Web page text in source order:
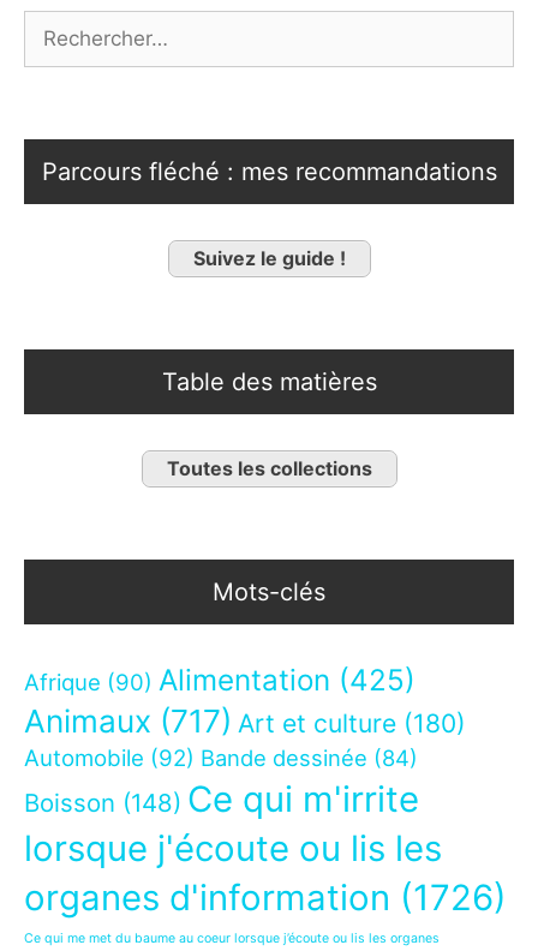
Parcours fléché : mes recommandations
Suivez le guide !
Table des matières
Toutes les collections
Mots-clés
Afrique (90) Alimentation (425)
Animaux (717) Art et culture (180)
Automobile (92) Bande dessinée (84)
Boisson (148) Ce qui m'irrite
lorsque j'écoute ou lis les
organes d'information (1726)
Ce qui me met du baume au coeur lorsque j’écoute ou lis les organes